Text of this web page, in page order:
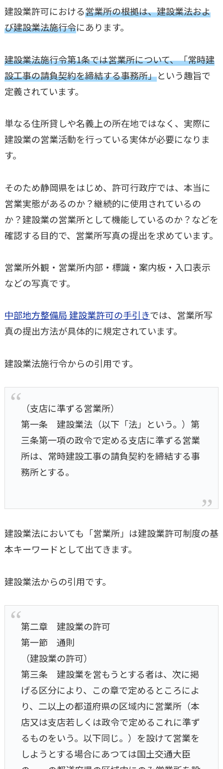
建設業許可における営業所の根拠は、建設業法およ
び建設業法施行令にあります。
建設業法施行令第1条では営業所について、「常時建
設工事の請負契約を締結する事務所」という趣旨で
定義されています。
単なる住所貸しや名義上の所在地ではなく、実際に
建設業の営業活動を行っている実体が必要になりま
す。
そのため静岡県をはじめ、許可行政庁では、本当に
営業実態があるのか？継続的に使用されているの
か？建設業の営業所として機能しているのか？などを
確認する目的で、営業所写真の提出を求めています。
営業所外観・営業所内部・標識・案内板・入口表示
などの写真です。
中部地方整備局 建設業許可の手引きでは、営業所写
真の提出方法が具体的に規定されています。
建設業法施行令からの引用です。
（支店に準ずる営業所）
第一条 建設業法（以下「法」という。）第
三条第一項の政令で定める支店に準ずる営業
所は、常時建設工事の請負契約を締結する事
務所とする。
建設業法においても「営業所」は建設業許可制度の基
本キーワードとして出てきます。
建設業法からの引用です。
第二章 建設業の許可
第一節 通則
（建設業の許可）
第三条 建設業を営もうとする者は、次に掲
げる区分により、この章で定めるところによ
り、二以上の都道府県の区域内に営業所（本
店又は支店若しくは政令で定めるこれに準ず
るものをいう。以下同じ。）を設けて営業を
しようとする場合にあつては国土交通大臣